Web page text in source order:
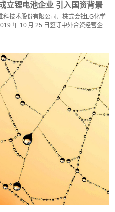
立锂电池企业 引入国资背景
技术股份有限公司、株式会社LG化学
年 10 月 25 日签订中外合资经营企